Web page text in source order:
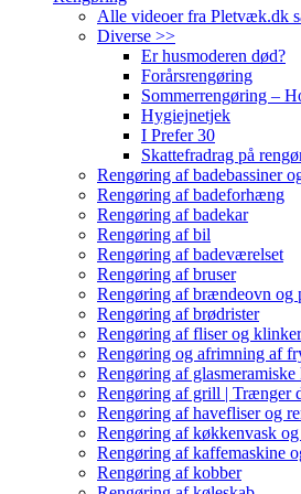
Alle videoer fra Pletvæk.dk
Diverse >>
Er husmoderen død?
Forårsrengøring
Sommerrengøring –
Hygiejnetjek
I Prefer 30
Skattefradrag på
Rengøring af badebassiner
Rengøring af badeforhæng
Rengøring af badekar
Rengøring af bil
Rengøring af badeværelset
Rengøring af bruser
Rengøring af brændeovn og
Rengøring af brødrister
Rengøring af fliser og klinker
Rengøring og afrimning af
Rengøring af glasmeramiske
Rengøring af grill | Trænger
Rengøring af havefliser og
Rengøring af køkkenvask
Rengøring af kaffemaskine
Rengøring af kobber